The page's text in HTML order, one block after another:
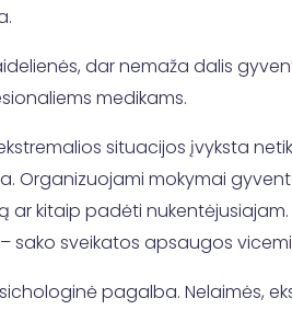
dar nemaža dalis
medikams.
situacijos įvyksta
Organizuojami mokymai
kitaip padėti
sako sveikatos apsaugos
pagalba. Nelaimės,